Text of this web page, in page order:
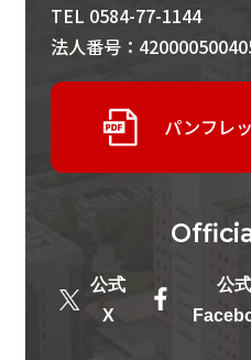
TEL 0584-77-1144
法人番号：
パンフレ
公式
X
公式